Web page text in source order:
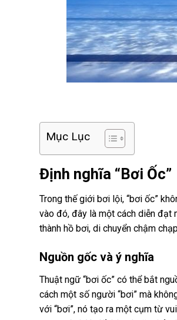
Mục Lục
Định nghĩa “Bơi Ốc”
Trong thế giới bơi lội, “bơi ốc”
vào đó, đây là một cách diễn đạt
thành hồ bơi, di chuyển chậm
Nguồn gốc và ý nghĩa
Thuật ngữ “bơi ốc” có thể bắt
cách một số người “bơi” mà
với “bơi”, nó tạo ra một cụm từ